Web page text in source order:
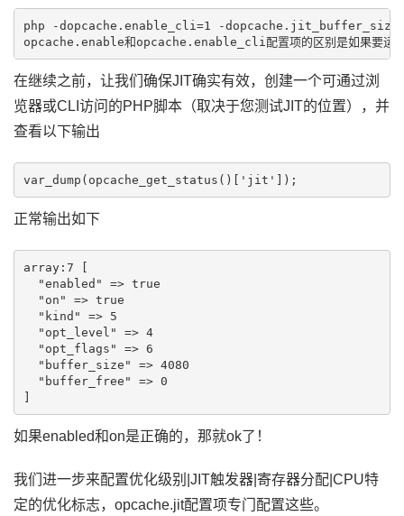
php -dopcache.enable_cli=1 -
在继续之前，让我们确保JIT确实有效，创建一个可通过浏
览器或CLI访问的PHP脚本（取决于您测试JIT的位置），并
查看以下输出
正常输出如下
array:7 [
  "enabled" => true
  "on" => true
  "kind" => 5
  "opt_level" => 4
  "opt_flags" => 6
  "buffer_size" => 4080
  "buffer_free" => 0
如果enabled和on是正确的，那就ok了！
我们进一步来配置优化级别|JIT触发器|寄存器分配|CPU特
定的优化标志，opcache.jit配置项专门配置这些。